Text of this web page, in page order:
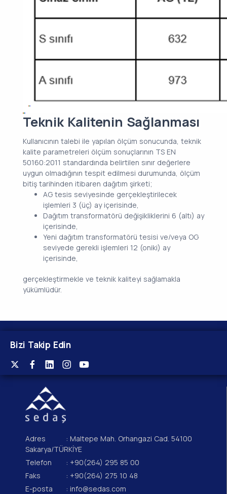
Teknik Kalitenin Sağlanması
Kullanıcının talebi ile yapılan ölçüm sonucunda, teknik
kalite parametreleri ölçüm sonuçlarının TS EN
50160:2011 standardında belirtilen sınır değerlere
uygun olmadığının tespit edilmesi durumunda, ölçüm
bitiş tarihinden itibaren dağıtım şirketi;
AG tesis seviyesinde gerçekleştirilecek
işlemleri 3 (üç) ay içerisinde,
Dağıtım transformatörü değişikliklerini 6 (altı) ay
içerisinde,
Yeni dağıtım transformatörü tesisi ve/veya OG
seviyede gerekli işlemleri 12 (oniki) ay
içerisinde,
gerçekleştirmekle ve teknik kaliteyi sağlamakla
yükümlüdür.
Bizi Takip Edin
Adres
: Maltepe Mah. Orhangazi Cad. 54100
Sakarya/TÜRKİYE
Telefon
: +90(264) 295 85 00
Faks
: +90(264) 275 10 48
E-posta
: info@sedas.com